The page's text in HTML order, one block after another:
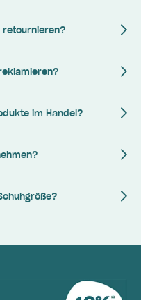
retournieren?
im Handel?